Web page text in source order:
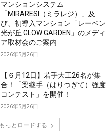
マンションシステム
「MIRARESI（ミラレジ）」及
び、初導入マンション「レーベン
光が丘 GLOW GARDEN」のメディ
ア取材会のご案内
2026年5月26日
【６月12日】若手大工26名が集
合！「梁継手（はりつぎて）強度
コンテスト」を開催！
2026年5月26日
もっとロードする